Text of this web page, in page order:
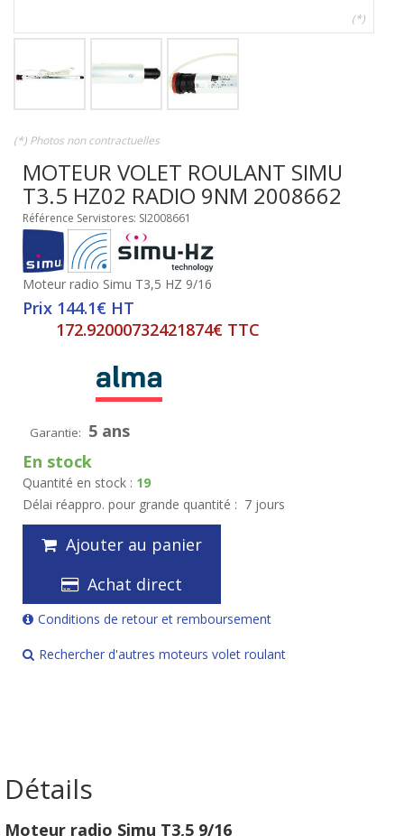
(*)
(*) Photos non contractuelles
MOTEUR VOLET ROULANT SIMU
T3.5 HZ02 RADIO 9NM 2008662
Référence Servistores: SI2008661
Moteur radio Simu T3,5 HZ 9/16
Prix 144.1€ HT
172.92000732421874€ TTC
Garantie: 5 ans
En stock
Quantité en stock : 19
Délai réappro. pour grande quantité : 7 jours
Ajouter au panier
Achat direct
Conditions de retour et remboursement
Rechercher d'autres moteurs volet roulant
Détails
Moteur radio Simu T3,5 9/16